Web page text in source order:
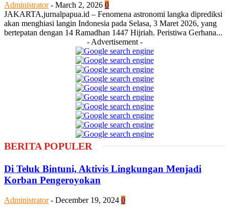
Administrator - March 2, 2026 0
JAKARTA,jurnalpapua.id – Fenomena astronomi langka diprediksi
akan menghiasi langin Indonesia pada Selasa, 3 Maret 2026, yang
bertepatan dengan 14 Ramadhan 1447 Hijriah. Peristiwa Gerhana...
- Advertisement -
BERITA POPULER
Di Teluk Bintuni, Aktivis Lingkungan Menjadi
Korban Pengeroyokan
Administrator - December 19, 2024 0